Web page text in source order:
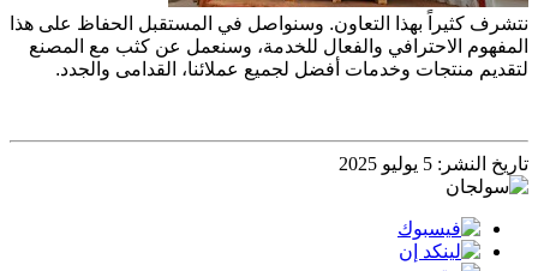
نتشرف كثيراً بهذا التعاون. وسنواصل في المستقبل الحفاظ على هذا
المفهوم الاحترافي والفعال للخدمة، وسنعمل عن كثب مع المصنع
لتقديم منتجات وخدمات أفضل لجميع عملائنا، القدامى والجدد.
تاريخ النشر: 5 يوليو 2025